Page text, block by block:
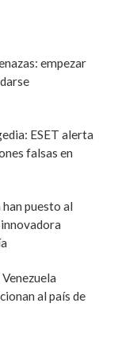
empezar
ESET alerta
falsas en
puesto al
al país de